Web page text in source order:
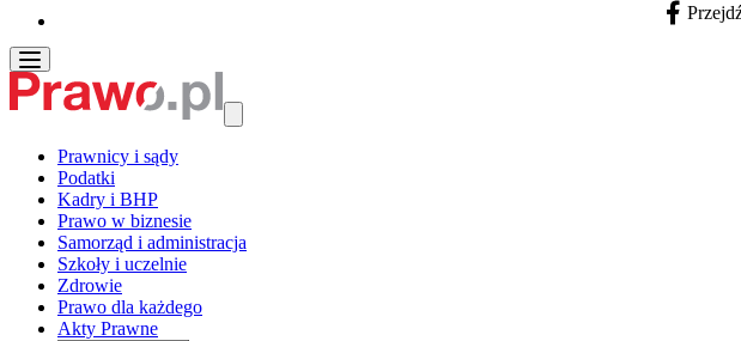
Facebook -
Prawnicy i sądy
Podatki
Kadry i BHP
Prawo w biznesie
Samorząd i administracja
Szkoły i uczelnie
Zdrowie
Prawo dla każdego
Akty Prawne